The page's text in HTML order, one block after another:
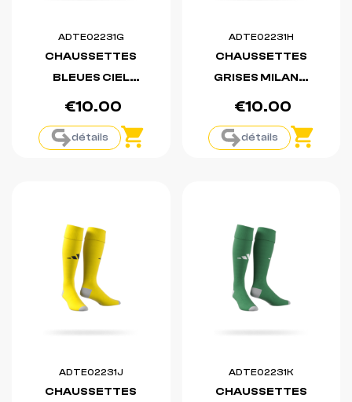
ADTE02231G
CHAUSSETTES
BLEUES CIEL
MILANO 23
€10.00
détails
ADTE02231H
CHAUSSETTES
GRISES MILANO
23
€10.00
détails
ADTE02231J
CHAUSSETTES
ADTE02231K
CHAUSSETTES